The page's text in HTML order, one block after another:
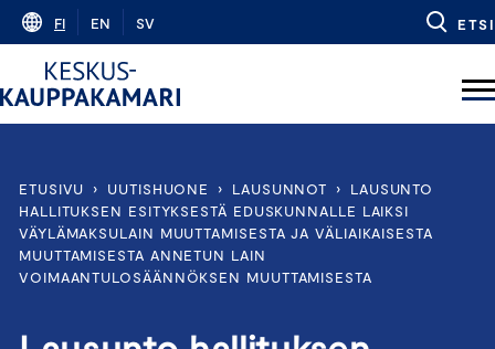
Skip
content
FI EN SV ETSI
ETUSIVU › UUTISHUONE › LAUSUNNOT ›
LAUSUNTO
HALLITUKSEN ESITYKSESTÄ EDUSKUNNALLE LAIKSI
VÄYLÄMAKSULAIN MUUTTAMISESTA JA VÄLIAIKAISESTA
MUUTTAMISESTA ANNETUN LAIN
VOIMAANTULOSÄÄNNÖKSEN MUUTTAMISESTA